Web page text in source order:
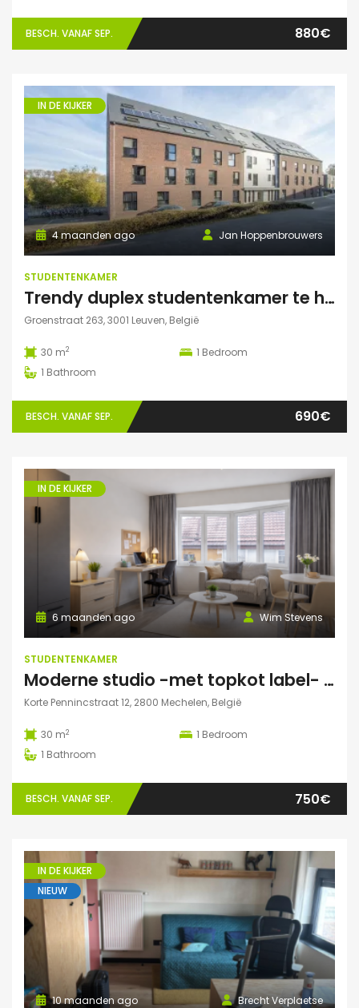
BESCH. VANAF SEP. 880€
IN DE KIJKER
Jan Hoppenbrouwers
4 maanden ago
STUDENTENKAMER
Trendy duplex studentenkamer te huur met grote zonnige tuin, grote polyvalente ruimte (chillen, spelletjes…) en fietsenberging
Groenstraat 263, 3001 Leuven, België
30 m2 1 Bedroom
1 Bathroom
BESCH. VANAF SEP. 690€
IN DE KIJKER
Wim Stevens
6 maanden ago
STUDENTENKAMER
Moderne studio -met topkot label- te huur gelegen in hartje Mechelen
Korte Pennincstraat 12, 2800 Mechelen, België
30 m2 1 Bedroom
1 Bathroom
BESCH. VANAF SEP. 750€
IN DE KIJKER
NIEUW
Brecht Verplaetse
10 maanden ago